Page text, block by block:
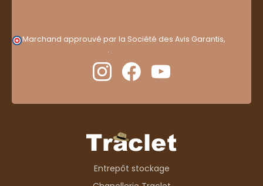
Marchand approuvé par la Société des Avis Garantis,
.
Entrepôt stockage